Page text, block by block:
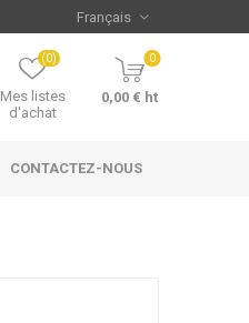
Mes listes
d'achat
(0) 0
0,00 € ht
CONTACTEZ-NOUS